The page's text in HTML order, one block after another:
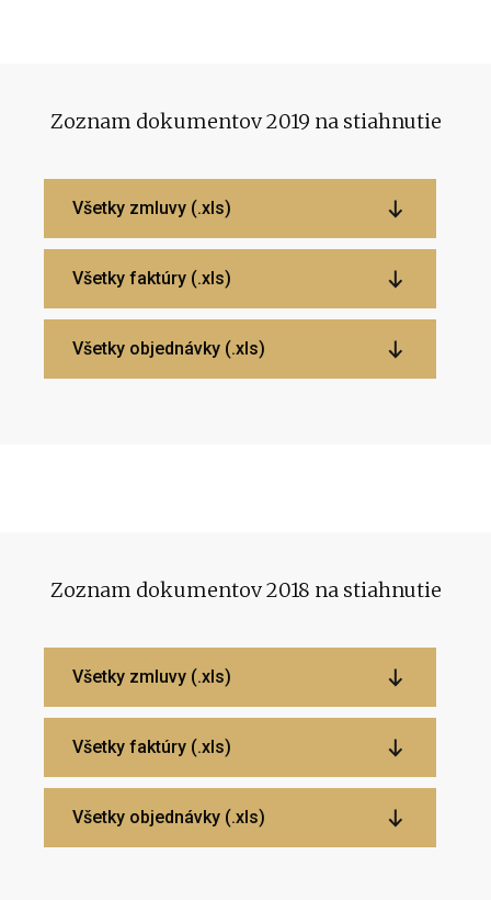
Zoznam dokumentov 2019 na stiahnutie
Všetky zmluvy (.xls)
Všetky faktúry (.xls)
Všetky objednávky (.xls)
Zoznam dokumentov 2018 na stiahnutie
Všetky zmluvy (.xls)
Všetky faktúry (.xls)
Všetky objednávky (.xls)